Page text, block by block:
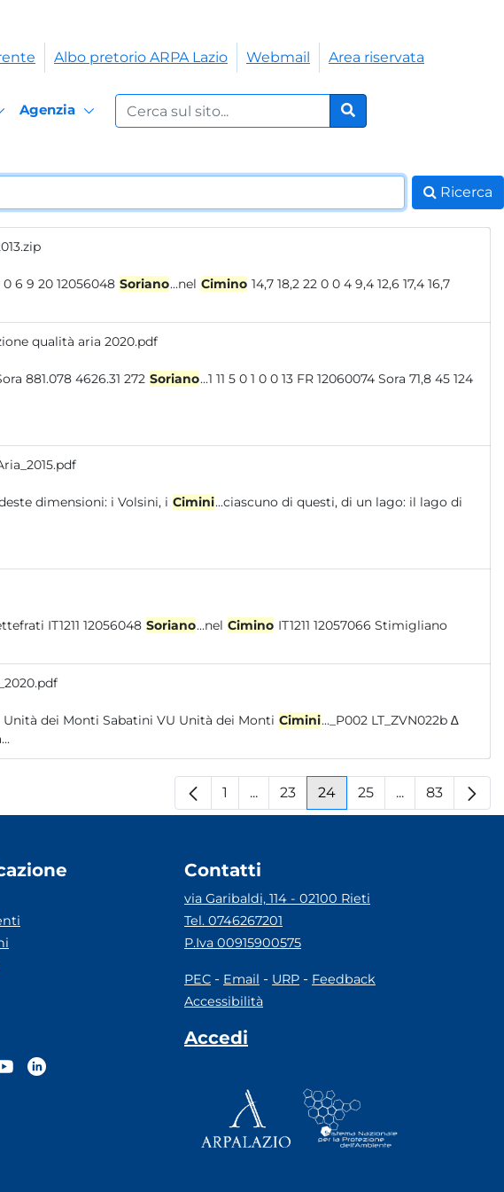
Albo pretorio ARPA Lazio Webmail Area riservata
Agenzia
Cerca nel sito:
Cerca
Ricerca
0 9,6 10,3 11,1 6,2 7 10,2 0 0 0 0,23 0,24 0,28 0 0 0 0 0 0 6 9 20 12056048 Soriano...nel Cimino
qualità aria 2020.pdf
Sant'Elia Fiumerapido 904.544 4608.89103 72 Sora 881.078 4626.31 272 Soriano...1 11 5 0 1 0 0 13 FR 12060074 Sora 71,8 45 124
dimensioni: i Volsini, i Cimini...ciascuno di questi, di un lago: il lago di
Scandriglia IT1211 12057065 Selci IT1211 12060072 Settefrati IT1211 12056048 Soriano...nel Cimino
dei Monti Sabatini VU Unità dei Monti Cimini..._P002 LT_ZVN022b ∆
L Unità...
Pagina
1 ...Pagine intermedie
Pagina
23 Pagina
24 Pagina
25 ...PaginePagina
83
Contatti
via Garibaldi, 114 - 02100 Rieti
Tel. 0746267201
P.Iva 00915900575
PEC - Email - URP - Feedback
Accessibilità
Accedi